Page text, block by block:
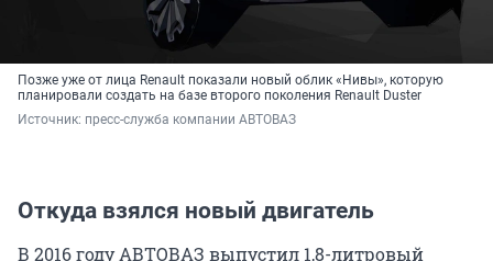
Позже уже от лица Renault показали новый облик «Нивы», которую
планировали создать на базе второго поколения Renault Duster
Источник: пресс-служба компании АВТОВАЗ
Откуда взялся новый двигатель
В 2016 году АВТОВАЗ выпустил 1,8-литровый